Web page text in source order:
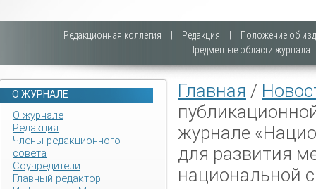
Редакционная коллегия Редакция
Положение об
Предметные области журнала
О ЖУРНАЛЕ
О журнале
Редакция
Члены редакционного
совета
Соучредители
Главный редактор
Главная /
журнале
для развития
национальной